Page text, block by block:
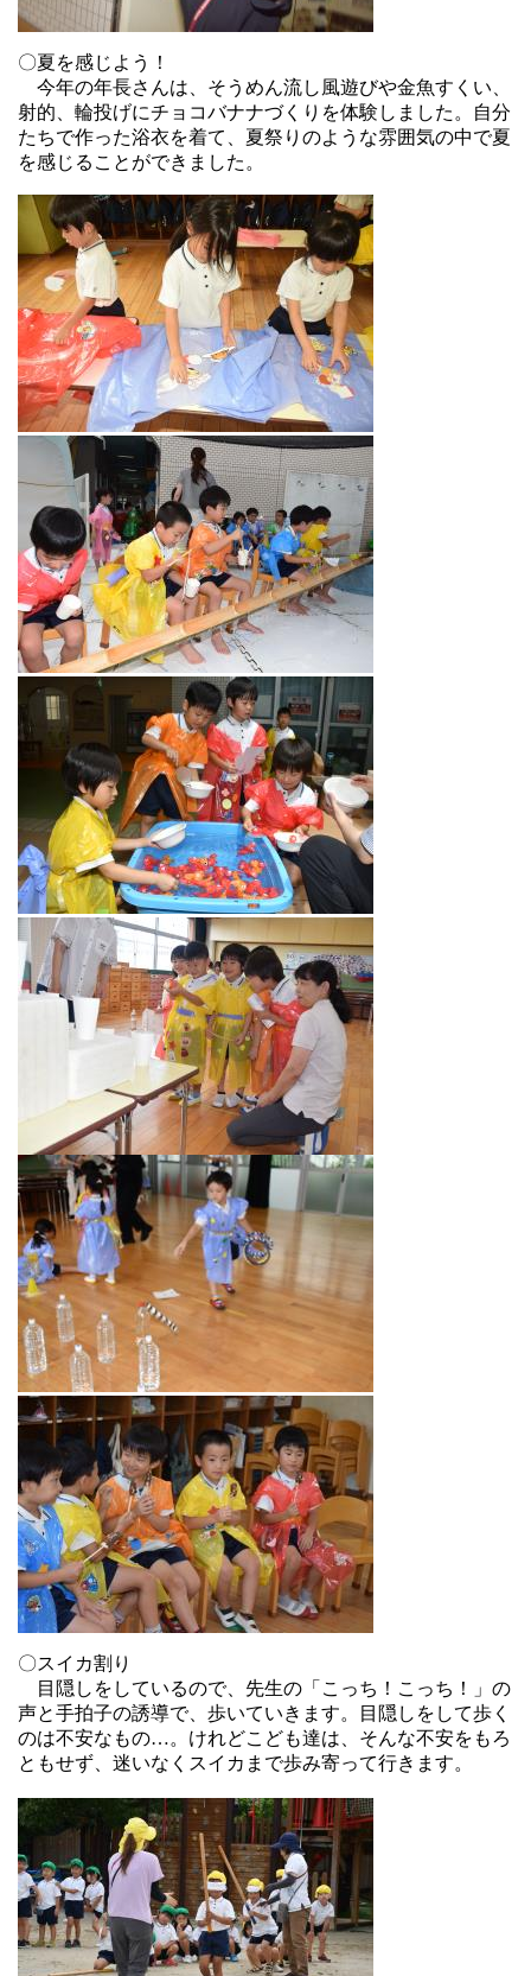
〇夏を感じよう！
今年の年長さんは、そうめん流し風遊びや金魚すくい、
射的、輪投げにチョコバナナづくりを体験しました。自分
たちで作った浴衣を着て、夏祭りのような雰囲気の中で夏
を感じることができました。
〇スイカ割り
目隠しをしているので、 先生の「こっち！こっち！」の
声と手拍子の誘導で、歩いていきます。
目隠しをして歩く
のは不安なもの…。 けれどこども達は、そんな不安をもろ
ともせず、迷いなくスイカまで歩み寄って行きます。